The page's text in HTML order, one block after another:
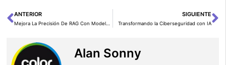
Ant
ANTERIOR
Mejora La Precisión De RAG Con Modelos De Embedding Ajustados En Amazon SageMaker
SIGUIENTE
Transformando la Ciberseguridad con IA
Alan Sonny